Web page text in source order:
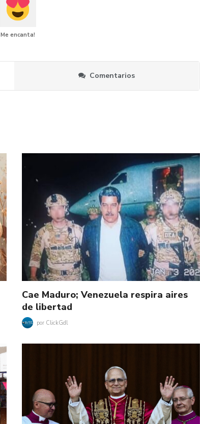
Me encanta!
Comentarios
Cae Maduro; Venezuela respira aires
de libertad
por ClickGdl